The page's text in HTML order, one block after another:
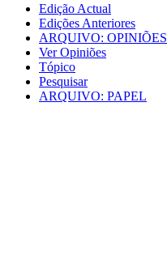
Edição Actual
Edições Anteriores
ARQUIVO: OPINIÕES
Ver Opiniões
Tópico
Pesquisar
ARQUIVO: PAPEL